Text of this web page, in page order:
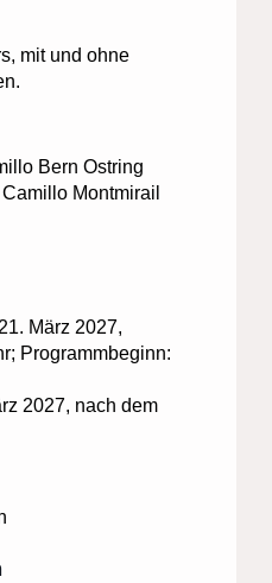
mit und ohne
Bern Ostring
Montmirail
März 2027,
Programmbeginn:
2027, nach dem